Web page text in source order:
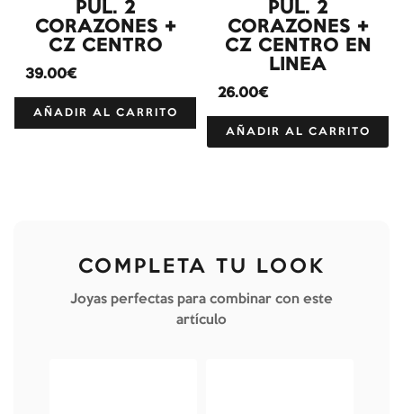
PUL. 2
CORAZONES +
CZ CENTRO
39.00€
AÑADIR AL CARRITO
PUL. 2
CORAZONES +
CZ CENTRO EN
LINEA
26.00€
AÑADIR AL CARRITO
COMPLETA TU LOOK
Joyas perfectas para combinar con este
artículo